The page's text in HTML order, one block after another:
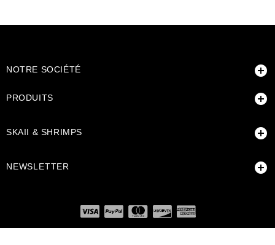
NOTRE SOCIÉTÉ 
PRODUITS 
SKAII & SHRIMPS 
NEWSLETTER 